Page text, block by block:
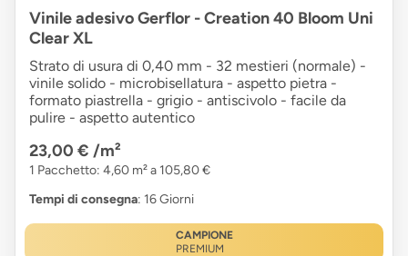
Vinile adesivo Gerflor - Creation 40 Bloom Uni
Clear XL
Strato di usura di 0,40 mm - 32 mestieri (normale) -
vinile solido - microbisellatura - aspetto pietra -
formato piastrella - grigio - antiscivolo - facile da
pulire - aspetto autentico
23,00 € /m²
1 Pacchetto: 4,60 m² a 105,80 €
Tempi di consegna: 16 Giorni
CAMPIONE
PREMIUM